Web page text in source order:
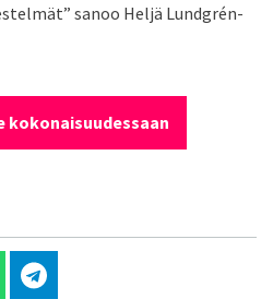
sanoo Heljä Lundgrén-
kokonaisuudessaan
Whatsappissa
Jaa Telegramissa